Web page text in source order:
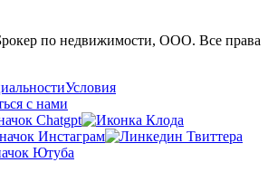
по недвижимости, ООО. Все права
Условия
с нами